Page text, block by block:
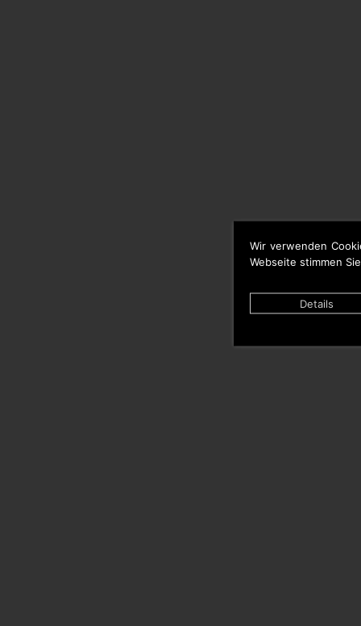
Wir verwenden
Webseite stimmen
Details